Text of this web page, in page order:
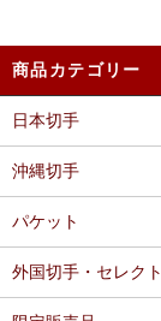
商品カテゴリー
日本切手
沖縄切手
パケット
外国切手・セレクト